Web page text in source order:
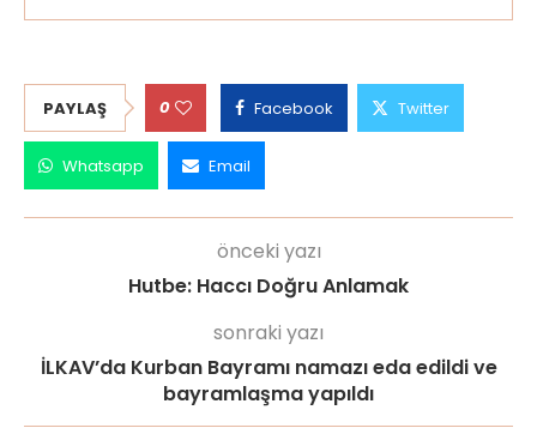
PAYLAŞ 0 Facebook Twitter
Whatsapp Email
önceki yazı
Hutbe: Haccı Doğru Anlamak
sonraki yazı
İLKAV’da Kurban Bayramı namazı eda edildi ve
bayramlaşma yapıldı